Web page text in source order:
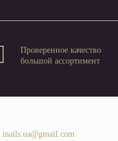
Проверенное качество
большой ассортимент
inails.ua@gmail.com